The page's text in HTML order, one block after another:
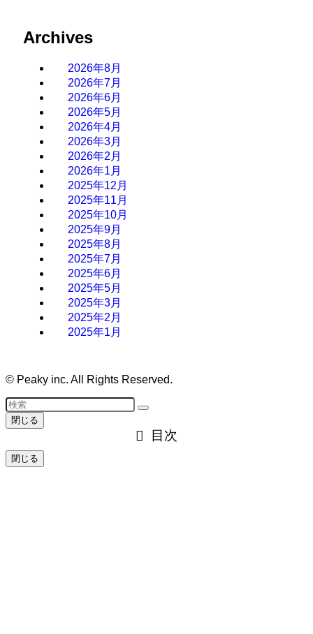
Archives
2026年8月
2026年7月
2026年6月
2026年5月
2026年4月
2026年3月
2026年2月
2026年1月
2025年12月
2025年11月
2025年10月
2025年9月
2025年8月
2025年7月
2025年6月
2025年5月
2025年3月
2025年2月
2025年1月
© Peaky inc. All Rights Reserved.
閉じる
目次
閉じる